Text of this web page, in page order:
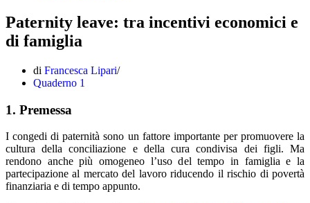
Paternity leave: tra incentivi economici e
di famiglia
di Francesca Lipari
Quaderno 1
1. Premessa
I congedi di paternità sono un fattore importante per promuovere la
cultura della conciliazione e della cura condivisa dei figli. Ma
rendono anche più omogeneo l’uso del tempo in famiglia e la
partecipazione al mercato del lavoro riducendo il rischio di povertà
finanziaria e di tempo appunto.